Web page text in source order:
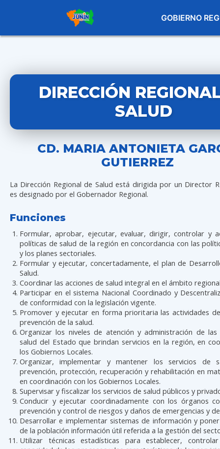
GOBIERNO
DIRECCIÓN
SALUD
CD. MARIA ANTONIETA
GUTIERREZ
La Dirección Regional de Salud está dirigida por un Director
es designado por el Gobernador Regional.
Funciones
Formular, aprobar, ejecutar, evaluar, dirigir, controlar y
políticas de salud de la región en concordancia con las
y los planes sectoriales.
Formular y ejecutar, concertadamente, el plan de
Salud.
Coordinar las acciones de salud integral en el ámbito
Participar en el sistema Nacional Coordinado y
de conformidad con la legislación vigente.
Promover y ejecutar en forma prioritaria las actividades
prevención de la salud.
Organizar los niveles de atención y administración de
salud del Estado que brindan servicios en la región, en
los Gobiernos Locales.
Organizar, implementar y mantener los servicios de
prevención, protección, recuperación y rehabilitación en
en coordinación con los Gobiernos Locales.
Supervisar y fiscalizar los servicios de salud públicos y
Conducir y ejecutar coordinadamente con los órganos
prevención y control de riesgos y daños de emergencias y
Desarrollar e implementar sistemas de información y
de la población información útil referida a la gestión del
Utilizar técnicas estadísticas para establecer,